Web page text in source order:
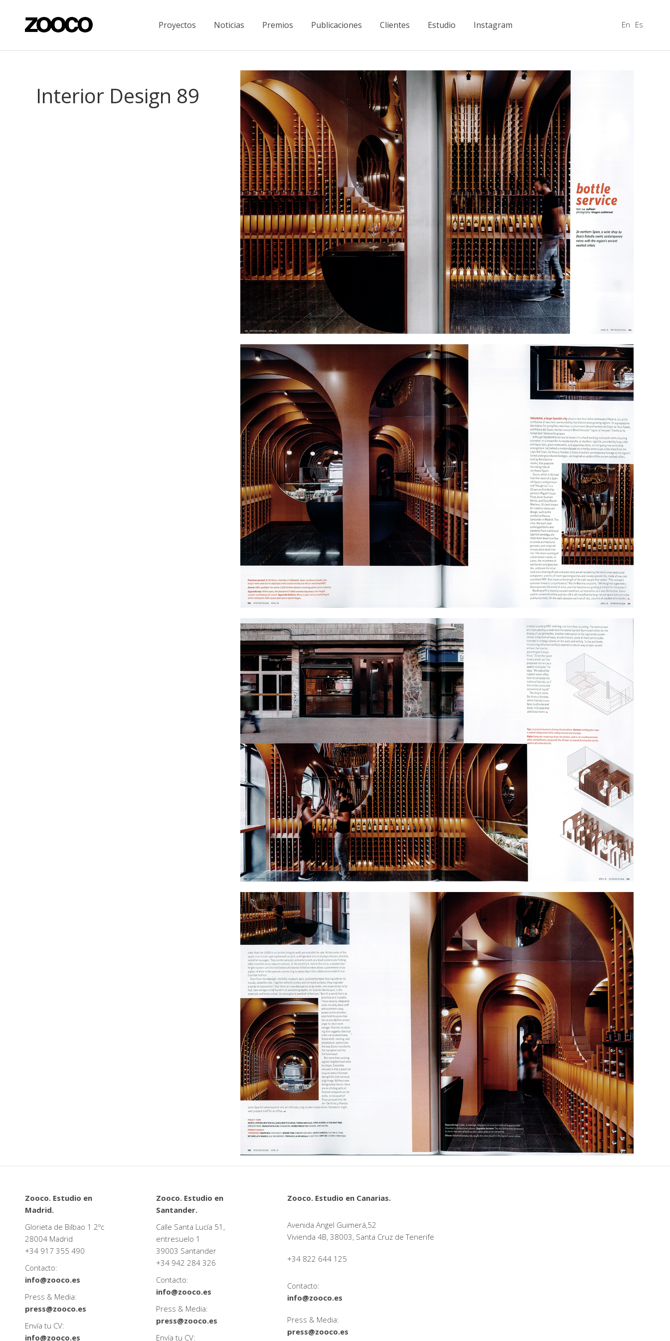
Proyectos Noticias Premios Publicaciones Clientes Estudio Instagram En Es
Interior Design 89
Zooco. Estudio en
Madrid.
Glorieta de Bilbao 1 2ºc
28004 Madrid
+34 917 355 490
Contacto:
info@zooco.es
Press & Media:
press@zooco.es
Envía tu CV:
info@zooco.es
Zooco. Estudio en
Santander.
Calle Santa Lucía 51,
entresuelo 1
39003 Santander
+34 942 284 326
Contacto:
info@zooco.es
Press & Media:
press@zooco.es
Envía tu CV:
Zooco. Estudio en Canarias.
Avenida Angel Guimerá,52
Vivienda 4B, 38003, Santa Cruz de Tenerife
+34 822 644 125
Contacto:
info@zooco.es
Press & Media:
press@zooco.es